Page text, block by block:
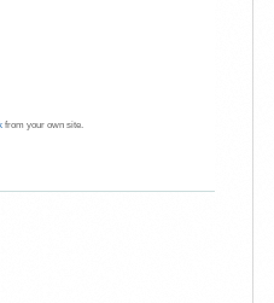
from your own site.